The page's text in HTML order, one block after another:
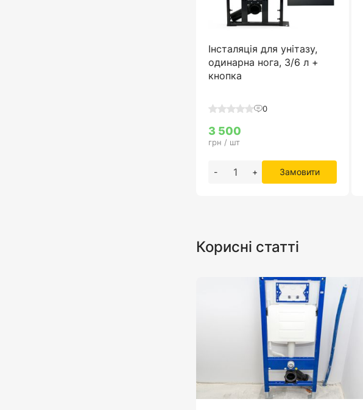
Інсталяція для унітазу,
одинарна нога, 3/6 л +
кнопка
0
3 500
грн / шт
- + Замовити
Корисні статті